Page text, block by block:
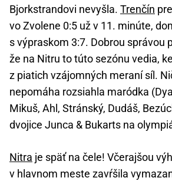
Bjorkstrandovi nevyšla. Trenčín
vo Zvolene 0:5 už v 11. minúte,
s výpraskom 3:7. Dobrou správou
že na Nitru to túto sezónu vedia,
z piatich vzájomných meraní síl.
nepomáha rozsiahla maródka
Mikuš, Ahl, Stránský, Dudáš,
dvojice Junca & Bukarts na
Nitra je späť na čele! Včerajšou
v hlavnom meste zavŕšila